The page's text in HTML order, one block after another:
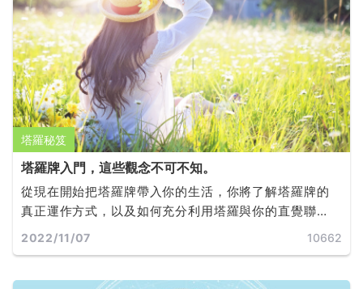
塔羅秘笈
塔羅牌入門，這些觀念不可不知。
從現在開始把塔羅牌帶入你的生活，你將了解塔羅牌的
真正運作方式，以及如何充分利用塔羅與你的直覺聯
繫，做出有效的選擇，並實現目標和夢想。
2022/11/07 10662